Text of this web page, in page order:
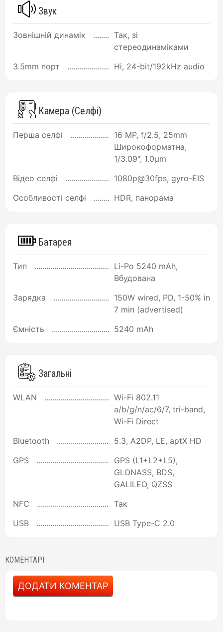
Звук
Зовнішній динамік
Так, зі
стереодинаміками
3.5mm порт
Ні, 24-bit/192kHz audio
Камера (Селфі)
Перша селфі
16 MP, f/2.5, 25mm
Широкоформатна,
1/3.09", 1.0µm
Відео селфі
1080p@30fps, gyro-EIS
Особливості селфі
HDR, панорама
Батарея
Тип
Li-Po 5240 mAh,
Вбудована
Зарядка
150W wired, PD, 1-50% in
7 min (advertised)
Ємність
5240 mAh
Загальні
WLAN
Wi-Fi 802.11
a/b/g/n/ac/6/7, tri-band,
Wi-Fi Direct
Bluetooth
5.3, A2DP, LE, aptX HD
GPS
GPS (L1+L2+L5),
GLONASS, BDS,
GALILEO, QZSS
NFC
Так
USB
USB Type-C 2.0
КОМЕНТАРІ
ДОДАТИ КОМЕНТАР